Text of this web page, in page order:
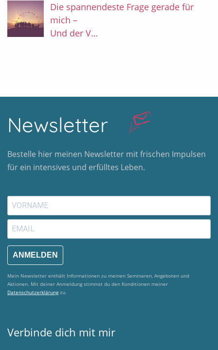
Die spannendeste Frage gerade für
mich –
Und der V…
Newsletter
Bestelle hier meinen Newsletter mit frischen Impulsen
für ein intensives und erfülltes Leben.
ANMELDEN
Mein Newsletter enthält Informationen zu meinen Seminaren, Angeboten und
Aktionen. Mit deiner Anmeldung stimmst du den Konditionen meiner
Datenschutzerklärungzu.
Verbinde dich mit mir